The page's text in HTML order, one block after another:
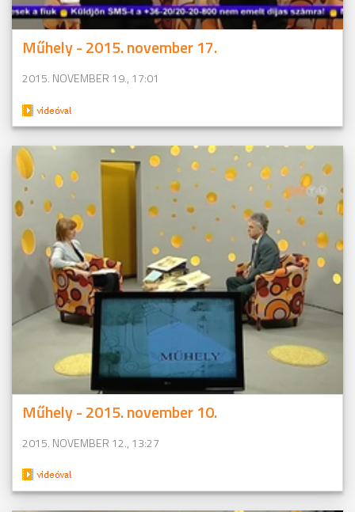
Műhely - 2015. november 17.
2015. NOVEMBER 19., 17:01
Műhely - 2015. november 10.
2015. NOVEMBER 12., 13:27